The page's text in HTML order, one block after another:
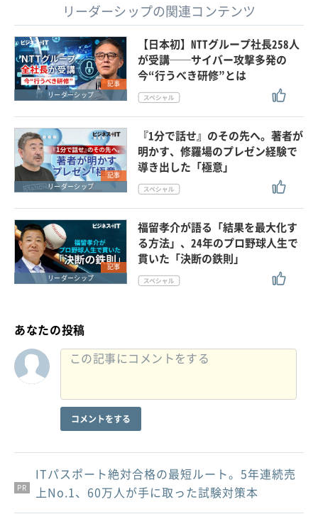
リーダーシップの関連コンテンツ
記事
リーダーシップ
【日本初】NTTグループ社長258人
が受講──サイバー攻撃多発の
今“行うべき研修”とは
記事
リーダーシップ
『1分で話せ』のその先へ。著者が
明かす、修羅場のプレゼン経験で
導き出した「極意」
記事
リーダーシップ
福留孝介が語る「結果を最大化す
る方法」、24年のプロ野球人生で
貫いた「決断の鉄則」
あなたの投稿
コメントをする
PR
PR
PR
ITパスポート絶対合格の最短ルート。5年連続売
上No.1、60万人が手に取った試験対策本